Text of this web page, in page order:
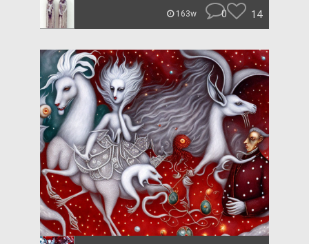
163w 0 14